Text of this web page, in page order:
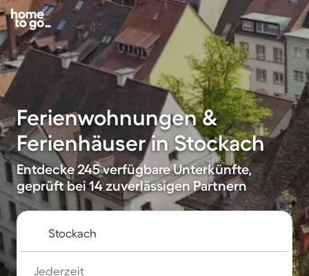
Ferienwohnungen &
Ferienhäuser in Stockach
Entdecke 245 verfügbare Unterkünfte,
geprüft bei 14 zuverlässigen Partnern
Jederzeit